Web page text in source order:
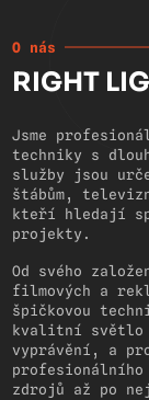
O nás
RIGHT
Jsme
techniky s
služby jsou
štábům,
kteří hledají
projekty.
Od svého
filmových a
špičkovou
kvalitní světlo
vyprávění, a
profesionálního
zdrojů až po